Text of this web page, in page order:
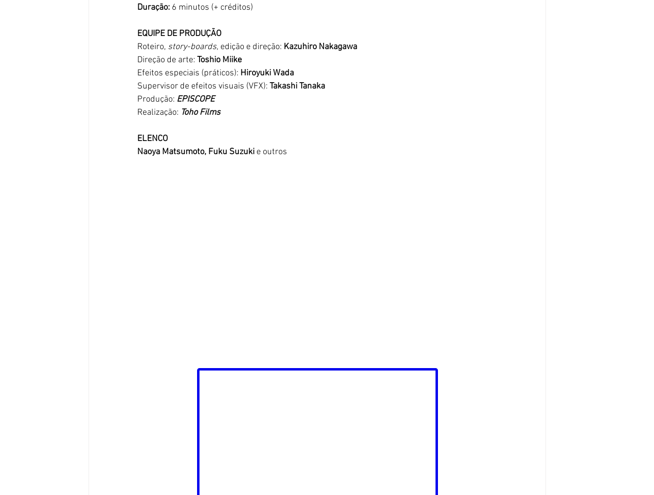
Duração: 6 minutos (+ créditos)
EQUIPE DE PRODUÇÃO
Roteiro, story-boards, edição e direção: Kazuhiro Nakagawa
Direção de arte: Toshio Miike
Efeitos especiais (práticos): Hiroyuki Wada
Supervisor de efeitos visuais (VFX): Takashi Tanaka
Produção: EPISCOPE
Realização: Toho Films
ELENCO
Naoya Matsumoto, Fuku Suzuki e outros